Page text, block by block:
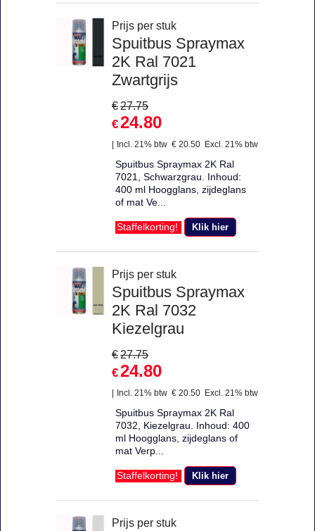
Prijs per stuk
Spuitbus Spraymax
2K Ral 7021
Zwartgrijs
€27.75
€24.80
Incl. 21% btw € 20.50 Excl. 21% btw
Spuitbus Spraymax 2K Ral
7021, Schwarzgrau. Inhoud:
400 ml Hoogglans, zijdeglans
of mat Ve...
Staffelkorting! Klik hier
Prijs per stuk
Spuitbus Spraymax
2K Ral 7032
Kiezelgrau
€27.75
€24.80
Incl. 21% btw € 20.50 Excl. 21% btw
Spuitbus Spraymax 2K Ral
7032, Kiezelgrau. Inhoud: 400
ml Hoogglans, zijdeglans of
mat Verp...
Staffelkorting! Klik hier
Prijs per stuk